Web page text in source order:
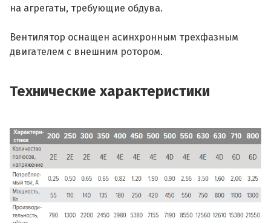
на агрегаты, требующие обдува.
Вентилятор оснащен асинхронным трехфазным
двигателем с внешним ротором.
Технические характеристики